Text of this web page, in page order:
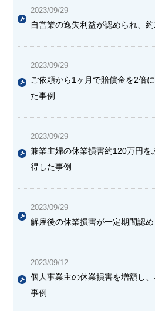
2023/09/29
自営業の逸失利益が認められ、
2023/09/29
ご依頼から1ヶ月で賠償金を2倍
た事例
2023/09/29
兼業主婦の休業損害約120万円を
得した事例
2023/09/29
解雇後の休業損害が一定期間認め
2023/09/12
個人事業主の休業損害を増額し
事例